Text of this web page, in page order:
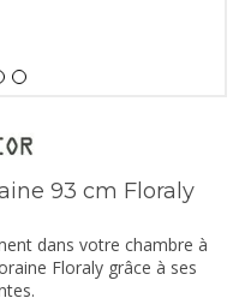
93 cm Floraly
dans votre chambre à
Floraly grâce à ses